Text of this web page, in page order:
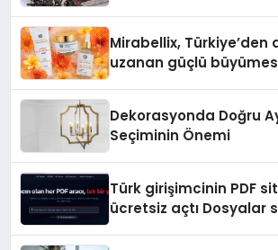
Mirabellix, Türkiye’den
uzanan güçlü
Dekorasyonda Doğru
Seçiminin Önemi
Türk girişimcinin PDF
ücretsiz açtı Dosyalar